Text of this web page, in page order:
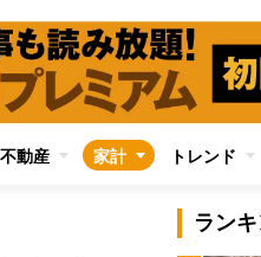
動産 家計 トレンド
ラン